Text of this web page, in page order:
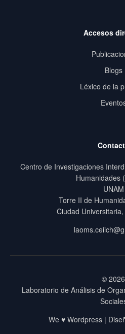
Accesos
Blogs
Léxico de la
Centro de Investigaciones
Humanidades
UNAM
Torre II de
Ciudad
© 2026
Laboratorio de Análisis de
We ♥ Wordpress |